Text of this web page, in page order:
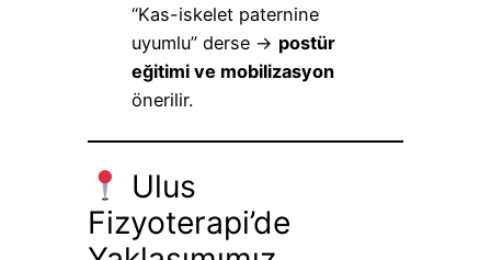
“Kas-iskelet paternine
uyumlu” derse → postür
eğitimi ve mobilizasyon
önerilir.
Ulus
Fizyoterapi’de